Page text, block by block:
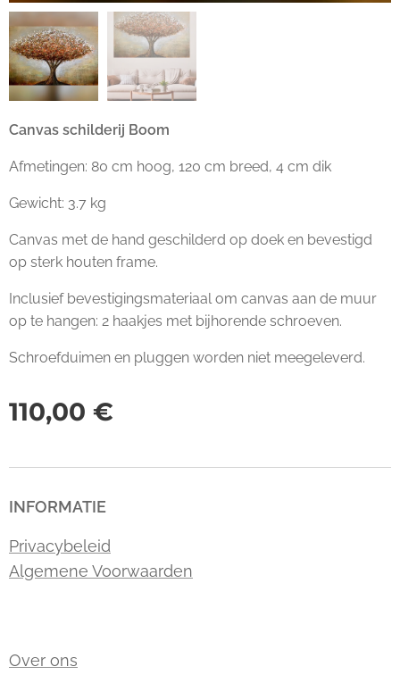
Canvas schilderij Boom
Afmetingen: 80 cm hoog, 120 cm breed, 4 cm dik
Gewicht: 3.7 kg
Canvas met de hand geschilderd op doek en bevestigd
op sterk houten frame.
Inclusief bevestigingsmateriaal om canvas aan de muur
op te hangen: 2 haakjes met bijhorende schroeven.
Schroefduimen en pluggen worden niet meegeleverd.
110,00 €
INFORMATIE
Privacybeleid
Algemene Voorwaarden
Over ons